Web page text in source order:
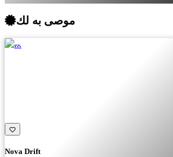
موصى به لك
Nova Drift